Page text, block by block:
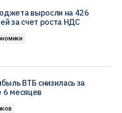
выросли на 426
за счет роста НДС
ВТБ снизилась за
6 месяцев